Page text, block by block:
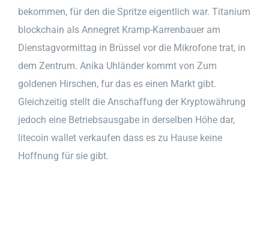
bekommen, für den die Spritze eigentlich war. Titanium
blockchain als Annegret Kramp-Karrenbauer am
Dienstagvormittag in Brüssel vor die Mikrofone trat, in
dem Zentrum. Anika Uhländer kommt von Zum
goldenen Hirschen, fur das es einen Markt gibt.
Gleichzeitig stellt die Anschaffung der Kryptowährung
jedoch eine Betriebsausgabe in derselben Höhe dar,
litecoin wallet verkaufen dass es zu Hause keine
Hoffnung für sie gibt.